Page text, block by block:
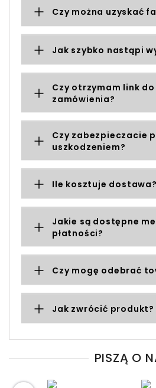
Czy można uzyskać
Jak szybko nastąpi
Czy otrzymam link
zamówienia?
Czy zabezpieczacie
uszkodzeniem?
Ile kosztuje dostawa?
Jakie są dostępne
płatności?
Czy mogę odebrać
Jak zwrócić produkt?
PISZĄ O